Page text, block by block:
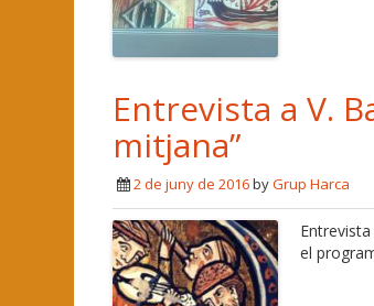
Entrevista a V.
mitjana”
2 de juny de 2016byGrup Harca
el